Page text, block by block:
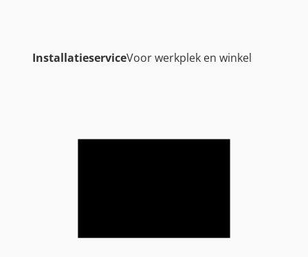
InstallatieserviceVoor werkplek en winkel